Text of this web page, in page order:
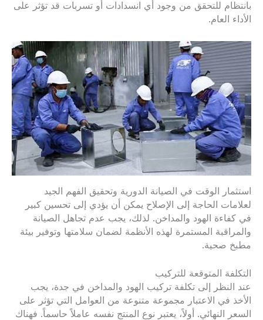
بانتظام للتحقق من وجود أي انسدادات أو تسربات قد تؤثر على
الأداء العام.
استثمار الوقت في الصيانة الدورية وتحقيق الفهم الجيد
لعلامات الحاجة إلى الإصلاح يمكن أن يؤدي إلى تحسين كبير
في كفاءة الهود والمداخن. لذلك، يجب عدم تجاهل الصيانة
والمراقبة المستمرة لهذه الأنظمة لضمان سلامتها وتوفير بيئة
مطبخ صحية.
التكلفة المتوقعة للتركيب
عند النظر إلى تكلفة تركيب الهود والمداخن في جدة، يجب
الأخذ في الاعتبار مجموعة متنوعة من العوامل التي تؤثر على
السعر النهائي. أولاً، يعتبر نوع المنتج نفسه عاملاً حاسماً. فهناك